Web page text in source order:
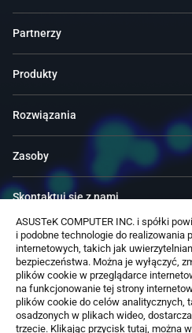
ASUSTeK COMPUTER INC. i spółki
i podobne technologie do realizowania
internetowych, takich jak
bezpieczeństwa. Można je wyłączyć,
plików cookie w przeglądarce
na funkcjonowanie tej strony
plików cookie do celów analitycznych,
osadzonych w plikach wideo,
trzecie. Klikając przycisk tutaj, można
Partnerzy
Produkty
Rozwiązania
Zasoby
Skontaktuj się z nami
Usługi & Programy
Wsparcie techniczne
Oprogramowanie